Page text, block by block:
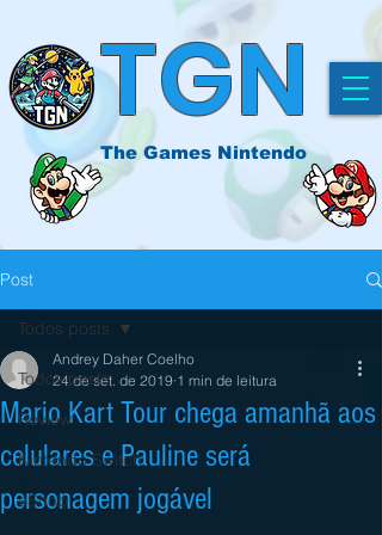
TGN
The Games Nintendo
Post
Todos posts
Review
Nintendo Switch
eShop
Todos posts
Mario Kart Tour chega amanhã aos
celulares e Pauline será
personagem jogável
Andrey Daher Coelho
24 de set. de 2019 1 min de leitura